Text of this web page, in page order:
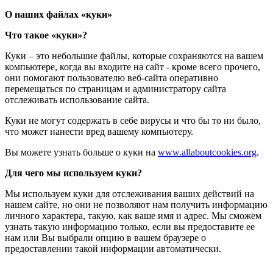
О наших файлах «куки»
Что такое «куки»?
Куки – это небольшие файлы, которые сохраняются на вашем
компьютере, когда вы входите на сайт - кроме всего прочего,
они помогают пользователю веб-сайта оперативно
перемещаться по страницам и администратору сайта
отслеживать использование сайта.
Куки не могут содержать в себе вирусы и что бы то ни было,
что может нанести вред вашему компьютеру.
Вы можете узнать больше о куки на www.allaboutcookies.org.
Для чего мы используем куки?
Мы используем куки для отслеживания ваших действий на
нашем сайте, но они не позволяют нам получить информацию
личного характера, такую, как ваше имя и адрес. Мы сможем
узнать такую информацию только, если вы предоставите ее
нам или Вы выбрали опцию в вашем браузере о
предоставлении такой информации автоматически.